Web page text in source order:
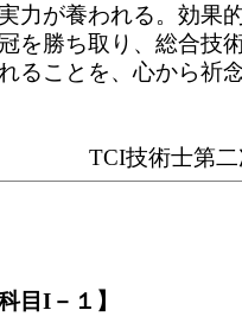
力が養われる。効果
を勝ち取り、総合技
ることを、心から祈
TCI技術士第
目I－１】